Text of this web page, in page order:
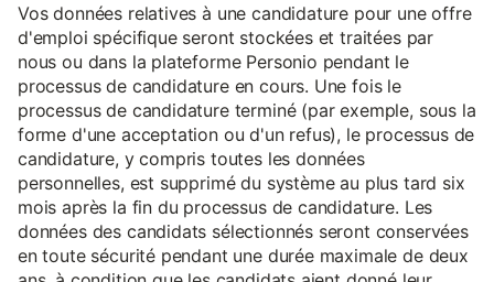
Vos données relatives à une candidature pour une offre
d'emploi spécifique seront stockées et traitées par
nous ou dans la plateforme Personio pendant le
processus de candidature en cours. Une fois le
processus de candidature terminé (par exemple, sous la
forme d'une acceptation ou d'un refus), le processus de
candidature, y compris toutes les données
personnelles, est supprimé du système au plus tard six
mois après la fin du processus de candidature. Les
données des candidats sélectionnés seront conservées
en toute sécurité pendant une durée maximale de deux